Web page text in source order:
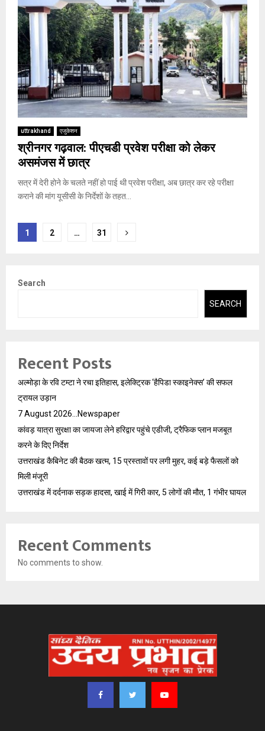
uttrakhand एजुकेशन
श्रीनगर गढ़वाल: पीएचडी प्रवेश परीक्षा को लेकर
असमंजस में छात्र
सत्र में देरी होने के चलते नहीं हो पाई थी प्रवेश परीक्षा, अब छात्र कर रहे परीक्षा
कराने की मांग यूसीसी के निर्देशों के तहत...
Posts
1 2 … 31
Search
SEARCH
Recent Posts
अल्मोड़ा के रवि टम्टा ने रचा इतिहास, इलेक्ट्रिक ‘हैपिडा स्काइनेक्स’ की सफल
ट्रायल उड़ान
7 August 2026…Newspaper
कांवड़ यात्रा सुरक्षा का जायजा लेने हरिद्वार पहुंचे एडीजी, ट्रैफिक प्लान मजबूत
करने के दिए निर्देश
उत्तराखंड कैबिनेट की बैठक खत्म, 15 प्रस्तावों पर लगी मुहर, कई बड़े फैसलों को
मिली मंजूरी
उत्तराखंड में दर्दनाक सड़क हादसा, खाई में गिरी कार, 5 लोगों की मौत, 1 गंभीर घायल
Recent Comments
No comments to show.